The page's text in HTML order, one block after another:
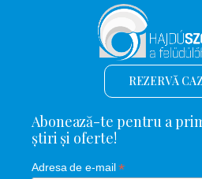
REZERVĂ
Abonează-te pentru a
știri și oferte!
Adresa de e-mail*